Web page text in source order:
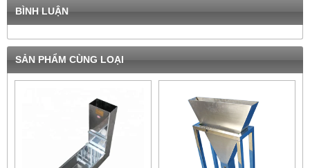
BÌNH LUẬN
SẢN PHẨM CÙNG LOẠI